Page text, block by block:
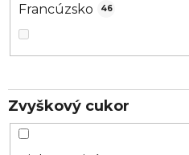
Francúzsko 46
Zvyškový cukor